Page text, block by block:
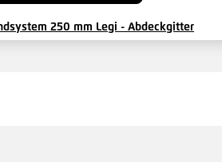
250 mm Legi - Abdeckgitter